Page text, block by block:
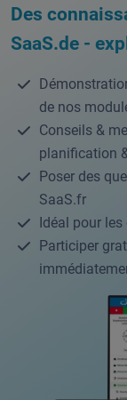
Des
SaaS.de -
de nos
Conseils &
planification
Poser des
SaaS.fr
Idéal pour
Participer